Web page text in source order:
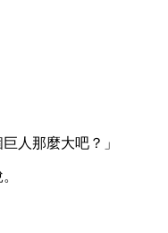
人那麼大吧？」